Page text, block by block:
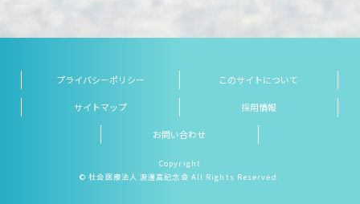
プライバシーポリシー このサイトについて
サイトマップ 採用情報
お問い合わせ
Copyright
© 社会医療法人 渡邊高記念会 All Rights Reserved.